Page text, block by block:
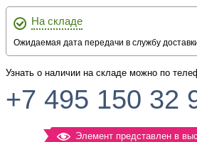
На складе
Ожидаемая дата передачи в службу
Узнать о наличии на складе можно по
+7 495 150 32
Элемент представлен в